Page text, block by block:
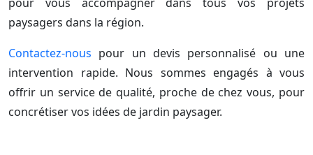
paysagers dans la région.
Contactez-nous pour un devis personnalisé ou une
intervention rapide. Nous sommes engagés à vous
offrir un service de qualité, proche de chez vous, pour
concrétiser vos idées de jardin paysager.